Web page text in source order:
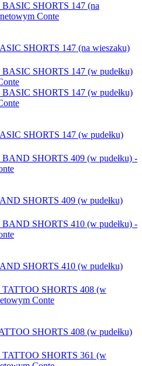
SHORTS 147 (na wieszaku)
SHORTS 147 (w pudełku)
SHORTS 409 (w pudełku)
SHORTS 410 (w pudełku)
SHORTS 408 (w pudełku)